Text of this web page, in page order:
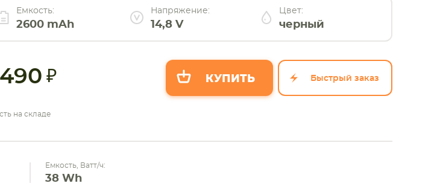
Емкость:
2600 mAh
Напряжение:
14,8 V
Цвет:
черный
490
на складе
Быстрый заказ
Емкость, Ватт/ч:
38 Wh